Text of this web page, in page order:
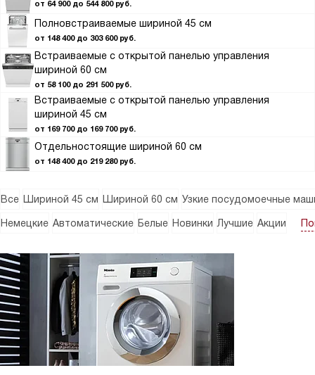
от 64 900 до 544 800 руб.
Полновстраиваемые шириной 45 см
от 148 400 до 303 600 руб.
Встраиваемые с открытой панелью управления
шириной 60 см
от 58 100 до 291 500 руб.
Встраиваемые с открытой панелью управления
шириной 45 см
от 169 700 до 169 700 руб.
Отдельностоящие шириной 60 см
от 148 400 до 219 280 руб.
Все Шириной 45 см Шириной 60 см Узкие посудомоечные
Немецкие Автоматические Белые Новинки Лучшие Акции